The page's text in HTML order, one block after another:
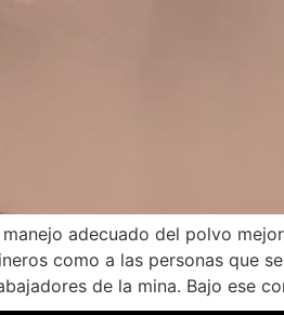
manejo adecuado del polvo
como a las personas que
de la mina. Bajo ese